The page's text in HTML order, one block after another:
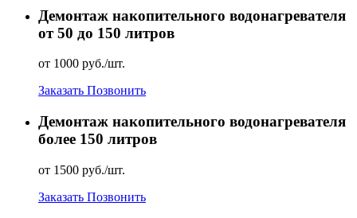
Демонтаж накопительного водонагревателя
от 50 до 150 литров
от 1000 руб./шт.
Заказать Позвонить
Демонтаж накопительного водонагревателя
более 150 литров
от 1500 руб./шт.
Заказать Позвонить